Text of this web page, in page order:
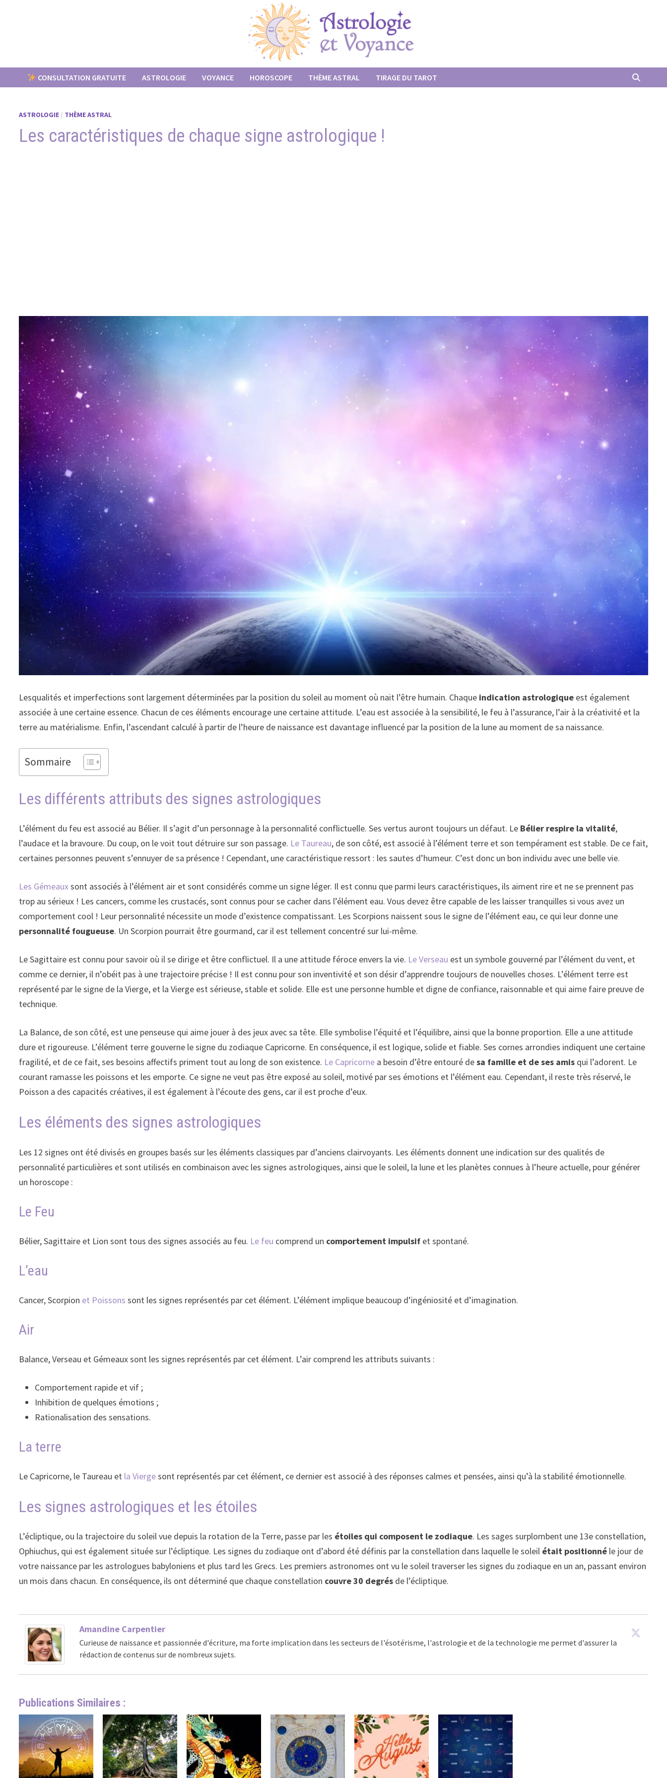
CONSULTATION GRATUITE ASTROLOGIE VOYANCE HOROSCOPE THÈME ASTRAL TIRAGE DU TAROT
ASTROLOGIE / THÈME ASTRAL
Les caractéristiques de chaque signe astrologique !
Lesqualités et imperfections sont largement déterminées par la position du soleil au moment où nait l’être humain. Chaque indication astrologique est également
associée à une certaine essence. Chacun de ces éléments encourage une certaine attitude. L’eau est associée à la sensibilité, le feu à l’assurance, l’air à la créativité et la
terre au matérialisme. Enfin, l’ascendant calculé à partir de l’heure de naissance est davantage influencé par la position de la lune au moment de sa naissance.
Sommaire
Les différents attributs des signes astrologiques
L’élément du feu est associé au Bélier. Il s’agit d’un personnage à la personnalité conflictuelle. Ses vertus auront toujours un défaut. Le Bélier respire la vitalité,
l’audace et la bravoure. Du coup, on le voit tout détruire sur son passage. Le Taureau, de son côté, est associé à l’élément terre et son tempérament est stable. De ce fait,
certaines personnes peuvent s’ennuyer de sa présence ! Cependant, une caractéristique ressort : les sautes d’humeur. C’est donc un bon individu avec une belle vie.
Les Gémeauxsont associés à l’élément air et sont considérés comme un signe léger. Il est connu que parmi leurs caractéristiques, ils aiment rire et ne se prennent pas
trop au sérieux ! Les cancers, comme les crustacés, sont connus pour se cacher dans l’élément eau. Vous devez être capable de les laisser tranquilles si vous avez un
comportement cool ! Leur personnalité nécessite un mode d’existence compatissant. Les Scorpions naissent sous le signe de l’élément eau, ce qui leur donne une
personnalité fougueuse. Un Scorpion pourrait être gourmand, car il est tellement concentré sur lui-même.
Le Sagittaire est connu pour savoir où il se dirige et être conflictuel. Il a une attitude féroce envers la vie. Le Verseau est un symbole gouverné par l’élément du vent, et
comme ce dernier, il n’obéit pas à une trajectoire précise ! Il est connu pour son inventivité et son désir d’apprendre toujours de nouvelles choses. L’élément terre est
représenté par le signe de la Vierge, et la Vierge est sérieuse, stable et solide. Elle est une personne humble et digne de confiance, raisonnable et qui aime faire preuve de
technique.
La Balance, de son côté, est une penseuse qui aime jouer à des jeux avec sa tête. Elle symbolise l’équité et l’équilibre, ainsi que la bonne proportion. Elle a une attitude
dure et rigoureuse. L’élément terre gouverne le signe du zodiaque Capricorne. En conséquence, il est logique, solide et fiable. Ses cornes arrondies indiquent une certaine
fragilité, et de ce fait, ses besoins affectifs priment tout au long de son existence. Le Capricorne a besoin d’être entouré desa famille et de ses amis qui l’adorent. Le
courant ramasse les poissons et les emporte. Ce signe ne veut pas être exposé au soleil, motivé par ses émotions et l’élément eau. Cependant, il reste très réservé, le
Poisson a des capacités créatives, il est également à l’écoute des gens, car il est proche d’eux.
Les éléments des signes astrologiques
Les 12 signes ont été divisés en groupes basés sur les éléments classiques par d’anciens clairvoyants. Les éléments donnent une indication sur des qualités de
personnalité particulières et sont utilisés en combinaison avec les signes astrologiques, ainsi que le soleil, la lune et les planètes connues à l’heure actuelle, pour générer
un horoscope :
Le Feu
Bélier, Sagittaire et Lion sont tous des signes associés au feu. Le feu comprend un comportement impulsif et spontané.
L’eau
Cancer, Scorpion et Poissons sont les signes représentés par cet élément. L’élément implique beaucoup d’ingéniosité et d’imagination.
Air
Balance, Verseau et Gémeaux sont les signes représentés par cet élément. L’air comprend les attributs suivants :
Comportement rapide et vif ;
Inhibition de quelques émotions ;
Rationalisation des sensations.
La terre
Le Capricorne, le Taureau et la Viergesont représentés par cet élément, ce dernier est associé à des réponses calmes et pensées, ainsi qu’à la stabilité émotionnelle.
Les signes astrologiques et les étoiles
L’écliptique, ou la trajectoire du soleil vue depuis la rotation de la Terre, passe par les étoiles qui composent le zodiaque. Les sages surplombent une 13e constellation,
Ophiuchus, qui est également située sur l’écliptique. Les signes du zodiaque ont d’abord été définis par la constellation dans laquelle le soleil était positionné le jour de
votre naissance par les astrologues babyloniens et plus tard les Grecs. Les premiers astronomes ont vu le soleil traverser les signes du zodiaque en un an, passant environ
un mois dans chacun. En conséquence, ils ont déterminé que chaque constellation couvre 30 degrés de l’écliptique.
Amandine Carpentier
Curieuse de naissance et passionnée d'écriture, ma forte implication dans les secteurs de l'ésotérisme, l'astrologie et de la technologie me permet d'assurer la
rédaction de contenus sur de nombreux sujets.
Publications Similaires :